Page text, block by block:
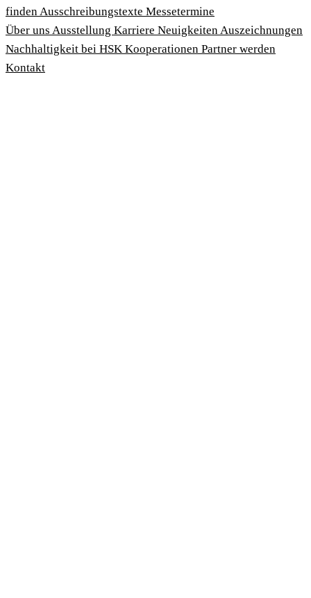
finden Ausschreibungstexte Messetermine
Über uns Ausstellung Karriere Neuigkeiten Auszeichnungen
Nachhaltigkeit bei HSK Kooperationen Partner werden
Kontakt